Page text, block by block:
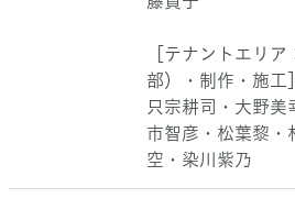
［テナントエリア
部）・制作・施工］
只宗耕司・大野美
市智彦・松葉黎・
空・染川紫乃